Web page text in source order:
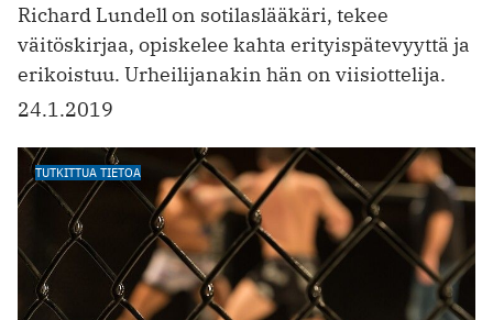
Richard Lundell on ­sotilaslääkäri, tekee
väitöskirjaa, opiskelee kahta erityispätevyyttä ja
erikoistuu. Urheilijanakin hän on viisiottelija.
24.1.2019
TUTKITTUA TIETOA